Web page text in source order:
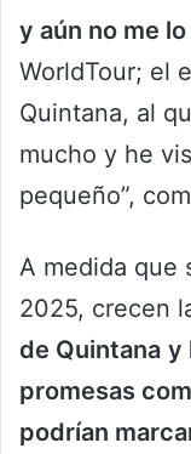
y aún no me
WorldTour; el
Quintana, al
mucho y he
pequeño”,
A medida que
2025, crecen
de Quintana y
promesas
podrían